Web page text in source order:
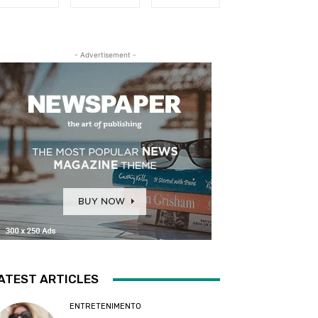
- Advertisement -
ARTICLES
ENTRETENIMENTO